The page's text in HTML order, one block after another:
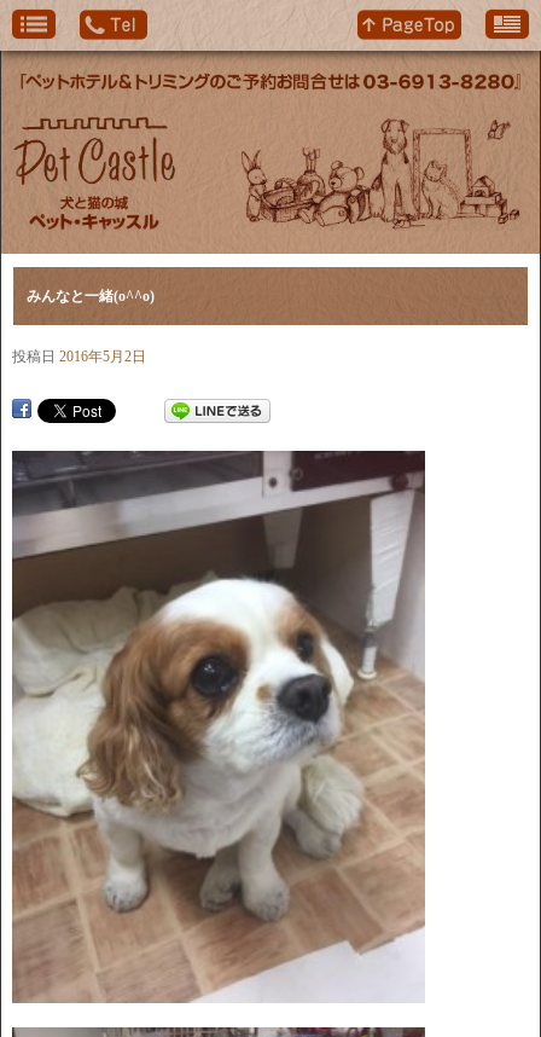
みんなと一緒(o^^o)
投稿日 2016年5月2日